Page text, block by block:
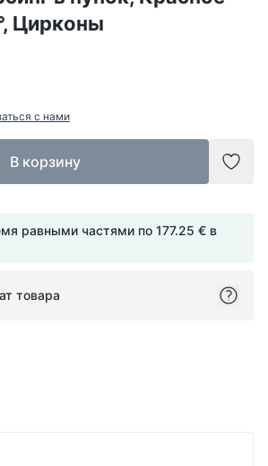
Цирконы
с нами
В корзину
равными частями по 177.25 € в
товара
on Pinterest